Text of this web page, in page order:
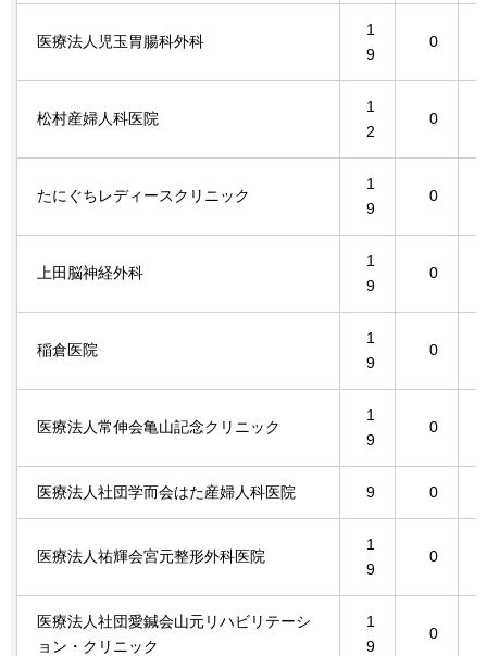
医療法人児玉胃腸科外科
1
9
0
松村産婦人科医院
1
2
0
たにぐちレディースクリニック
1
9
0
上田脳神経外科
1
9
0
稲倉医院
1
9
0
医療法人常伸会亀山記念クリニック
1
9
0
医療法人社団学而会はた産婦人科医院 9 0
医療法人祐輝会宮元整形外科医院
1
9
0
医療法人社団愛鍼会山元リハビリテーシ
ョン・クリニック
1
9
0